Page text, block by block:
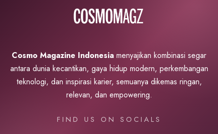
Cosmo Magazine Indonesia menyajikan kombinasi segar
antara dunia kecantikan, gaya hidup modern, perkembangan
teknologi, dan inspirasi karier, semuanya dikemas ringan,
relevan, dan empowering.
FIND US ON SOCIALS